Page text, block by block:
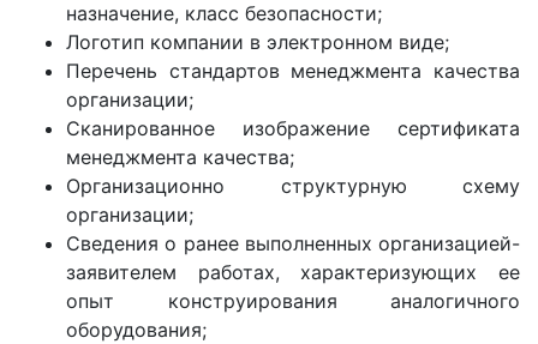
назначение, класс безопасности;
Логотип компании в электронном виде;
Перечень стандартов менеджмента качества
организации;
Сканированное изображение сертификата
менеджмента качества;
Организационно структурную схему
организации;
Сведения о ранее выполненных организацией-
заявителем работах, характеризующих ее
опыт конструирования аналогичного
оборудования;